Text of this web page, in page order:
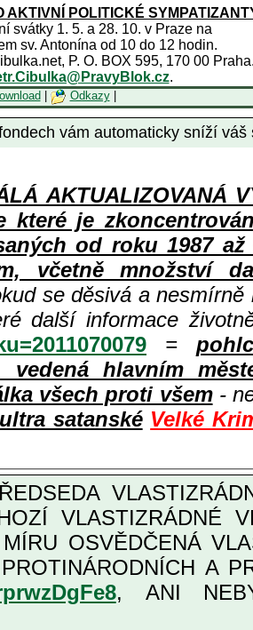
POLITICKÉ
svátky 1. 5. a 28. 10. v Praze na
sv. Antonína od 10 do 12 hodin.
P. O. BOX 595, 170 00 Praha.
.
Odkazy|
vám automaticky sníží váš
AKTUALIZOVANÁ
které je
od roku 1987
včetně množství
se děsivá a nesmírně
další informace
=
vedená hlavním
všech proti všem-
satanské Velké
VLASTIZRÁDNÉ
URČENÁ
, ANI